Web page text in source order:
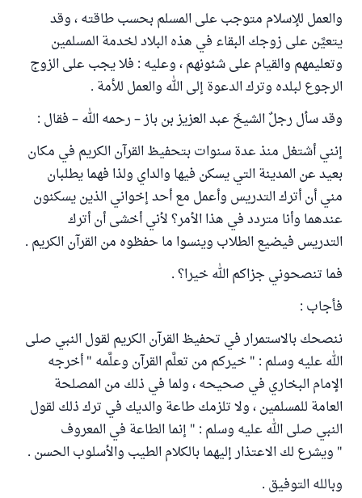
والعمل للإسلام متوجب على المسلم بحسب طاقته ، وقد
يتعيَّن على زوجك البقاء في هذه البلاد لخدمة المسلمين
وتعليمهم والقيام على شئونهم ، وعليه : فلا يجب على الزوج
الرجوع لبلده وترك الدعوة إلى الله والعمل للأمة .
وقد سأل رجلٌ الشيخَ عبد العزيز بن باز – رحمه الله – فقال :
إنني أشتغل منذ عدة سنوات بتحفيظ القرآن الكريم في مكان
بعيد عن المدينة التي يسكن فيها والداي ولذا فهما يطلبان
مني أن أترك التدريس وأعمل مع أحد إخواني الذين يسكنون
عندهما وأنا متردد في هذا الأمر؟ لأني أخشى أن أترك
التدريس فيضيع الطلاب وينسوا ما حفظوه من القرآن الكريم .
فما تنصحوني جزاكم الله خيرا؟ .
فأجاب :
ننصحك بالاستمرار في تحفيظ القرآن الكريم لقول النبي صلى
الله عليه وسلم : " خيركم من تعلَّم القرآن وعلَّمه " أخرجه
الإمام البخاري في صحيحه ، ولما في ذلك من المصلحة
العامة للمسلمين ، ولا تلزمك طاعة والديك في ترك ذلك لقول
النبي صلى الله عليه وسلم : " إنما الطاعة في المعروف
" ويشرع لك الاعتذار إليهما بالكلام الطيب والأسلوب الحسن .
وبالله التوفيق .